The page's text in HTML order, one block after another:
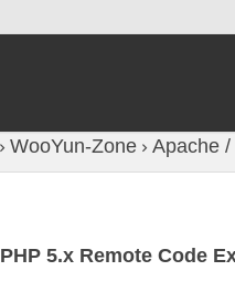
WooYun-Zone Apache
5.x Remote Code